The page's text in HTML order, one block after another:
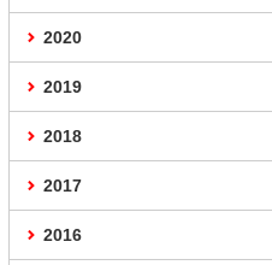
2020
2019
2018
2017
2016